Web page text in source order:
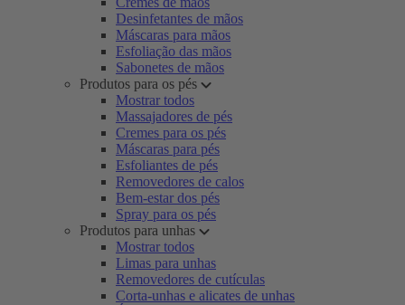
Desinfetantes de mãos
Máscaras para mãos
Esfoliação das mãos
Sabonetes de mãos
Produtos para os pés
Mostrar todos
Massajadores de pés
Cremes para os pés
Máscaras para pés
Esfoliantes de pés
Removedores de calos
Bem-estar dos pés
Spray para os pés
Produtos para unhas
Mostrar todos
Limas para unhas
Removedores de cutículas
Corta-unhas e alicates de unhas